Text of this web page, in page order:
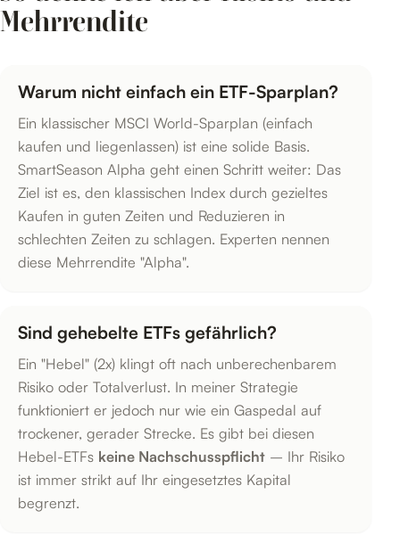
Mehrrendite
Warum nicht einfach ein ETF-Sparplan?
Ein klassischer MSCI World-Sparplan (einfach
kaufen und liegenlassen) ist eine solide Basis.
SmartSeason Alpha geht einen Schritt weiter: Das
Ziel ist es, den klassischen Index durch gezieltes
Kaufen in guten Zeiten und Reduzieren in
schlechten Zeiten zu schlagen. Experten nennen
diese Mehrrendite "Alpha".
Sind gehebelte ETFs gefährlich?
Ein "Hebel" (2x) klingt oft nach unberechenbarem
Risiko oder Totalverlust. In meiner Strategie
funktioniert er jedoch nur wie ein Gaspedal auf
trockener, gerader Strecke. Es gibt bei diesen
Hebel-ETFs keine Nachschusspflicht – Ihr Risiko
ist immer strikt auf Ihr eingesetztes Kapital
begrenzt.